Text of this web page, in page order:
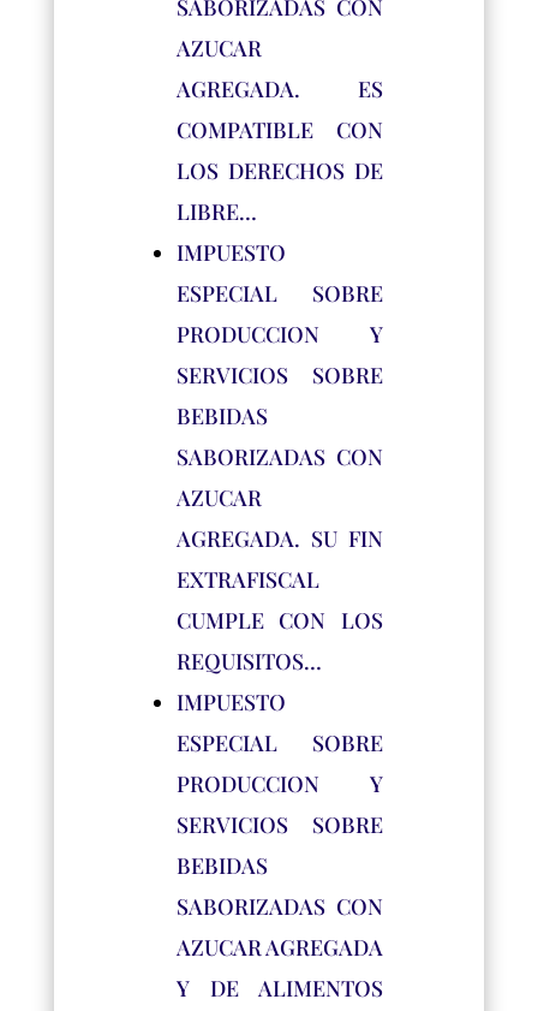
SABORIZADAS CON
AZUCAR
AGREGADA. ES
COMPATIBLE CON
LOS DERECHOS DE
LIBRE…
IMPUESTO
ESPECIAL SOBRE
PRODUCCION Y
SERVICIOS SOBRE
BEBIDAS
SABORIZADAS CON
AZUCAR
AGREGADA. SU FIN
EXTRAFISCAL
CUMPLE CON LOS
REQUISITOS…
IMPUESTO
ESPECIAL SOBRE
PRODUCCION Y
SERVICIOS SOBRE
BEBIDAS
SABORIZADAS CON
AZUCAR AGREGADA
Y DE ALIMENTOS